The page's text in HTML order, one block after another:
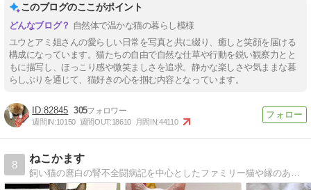
このブログのここがポイント
自然体で温かな猫の暮らし模様
ユウとアミ姐さんの愛らしい日常を写真と共に綴り、癒しと笑顔を届ける
構成になっています。猫たちの自由で自然な仕草や行動を鋭い観察力とと
もに描写し、ほっこり感や微笑ましさを追求。静かな楽しさや気ままな暮
らしぶりを通じて、猫好きの心を掴む内容となっています。
82845 305
週間IN:10150 週間OUT:18610 月間IN:44110
8
ねこかます